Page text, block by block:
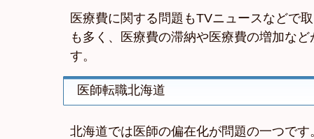
医療費に関する問題もTVニュースなどで
も多く、医療費の滞納や医療費の増加な
す。
医師転職北海道
北海道では医師の偏在化が問題の一つで